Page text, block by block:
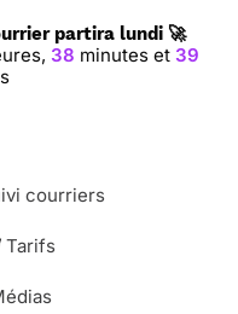
partira lundi 🚀
38 minutes et 38
courriers
Tarifs